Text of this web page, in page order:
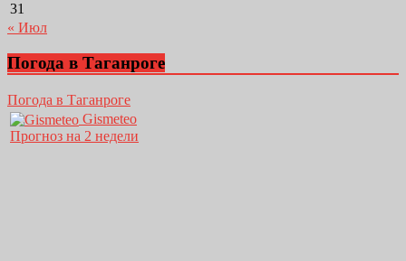
31
« Июл
Погода в Таганроге
Погода в Таганроге
Gismeteo
Прогноз на 2 недели